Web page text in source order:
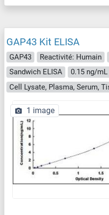
GAP43 Kit ELISA
GAP43 Reactivité: Humain
Sandwich ELISA
0.15 ng/
1 image